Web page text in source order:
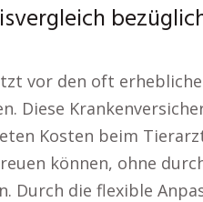
vor den oft
Diese
Kosten beim
können, ohne
Durch die flexible